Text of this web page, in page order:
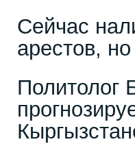
Сейчас
арестов,
Политолог